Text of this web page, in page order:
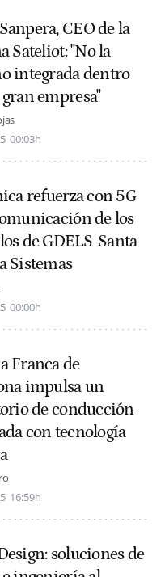
CEO de la
Sateliot: "No la
integrada dentro
empresa"
00:03h
refuerza con 5G
de los
de GDELS-Santa
Sistemas
00:00h
Franca de
impulsa un
de conducción
con tecnología
16:59h
soluciones de